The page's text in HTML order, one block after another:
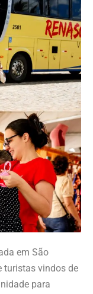
em São
turistas vindos de
para